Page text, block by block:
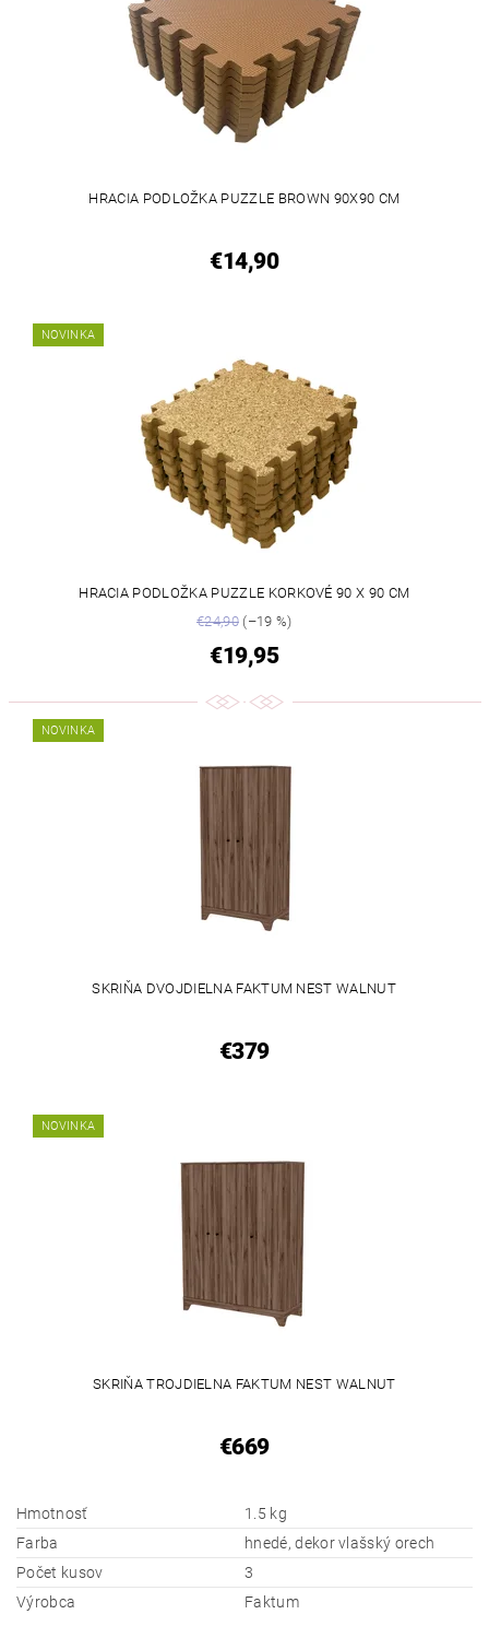
HRACIA PODLOŽKA PUZZLE BROWN 90X90 CM
€14,90
NOVINKA
HRACIA PODLOŽKA PUZZLE KORKOVÉ 90 X 90 CM
€24,90(–19 %)
€19,95
NOVINKA
SKRIŇA DVOJDIELNA FAKTUM NEST WALNUT
€379
NOVINKA
SKRIŇA TROJDIELNA FAKTUM NEST WALNUT
€669
Hmotnosť
1.5 kg
Farba
hnedé, dekor vlašský orech
Počet kusov
3
Výrobca
Faktum